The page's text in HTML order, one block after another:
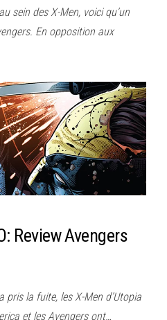
sein des X-Men, voici qu’un
En opposition aux
Review Avengers
pris la fuite, les X-Men d’Utopia
et les Avengers ont…